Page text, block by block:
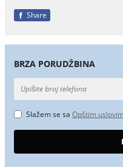
Share
BRZA PORUDŽBINA
Slažem se sa Opštim